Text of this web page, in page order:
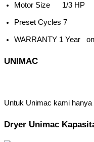
Motor Size 1/3 HP
Preset Cycles 7
WARRANTY 1 Year
UNIMAC
Untuk Unimac kami
Dryer Unimac